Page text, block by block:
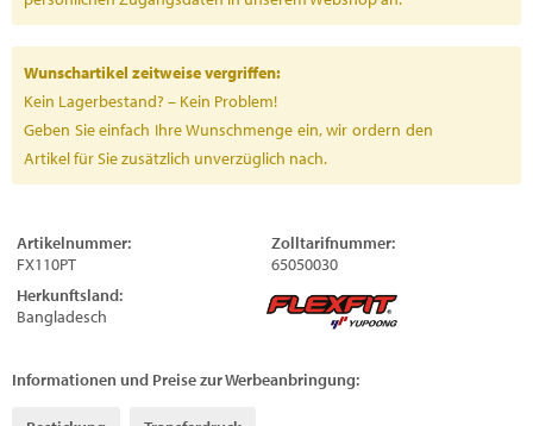
Wunschartikel zeitweise vergriffen:
Kein Lagerbestand? – Kein Problem!
Geben Sie einfach Ihre Wunschmenge ein, wir ordern den
Artikel für Sie zusätzlich unverzüglich nach.
Artikelnummer:
FX110PT
Zolltarifnummer:
65050030
Herkunftsland:
Bangladesch
Informationen und Preise zur Werbeanbringung: